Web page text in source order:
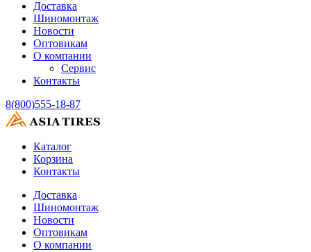
Доставка
Шиномонтаж
Новости
Оптовикам
О компании
Сервис
Контакты
8(800)555-18-87
Каталог
Корзина
Контакты
Доставка
Шиномонтаж
Новости
Оптовикам
О компании